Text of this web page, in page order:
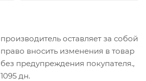
производитель оставляет за собой
право вносить изменения в товар
без предупреждения покупателя.,
1095 дн.